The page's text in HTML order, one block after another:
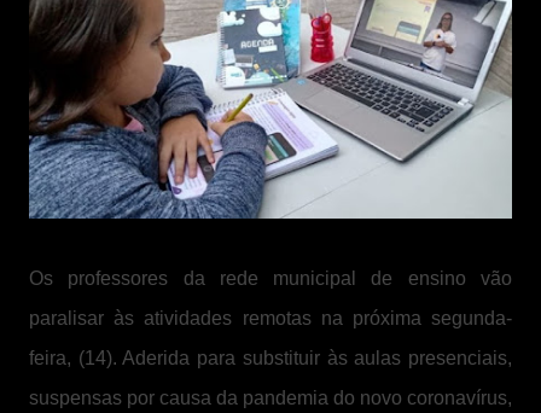
Os professores da rede municipal de ensino vão
paralisar às atividades remotas na próxima segunda-
feira, (14). Aderida para substituir às aulas presenciais,
suspensas por causa da pandemia do novo coronavírus,